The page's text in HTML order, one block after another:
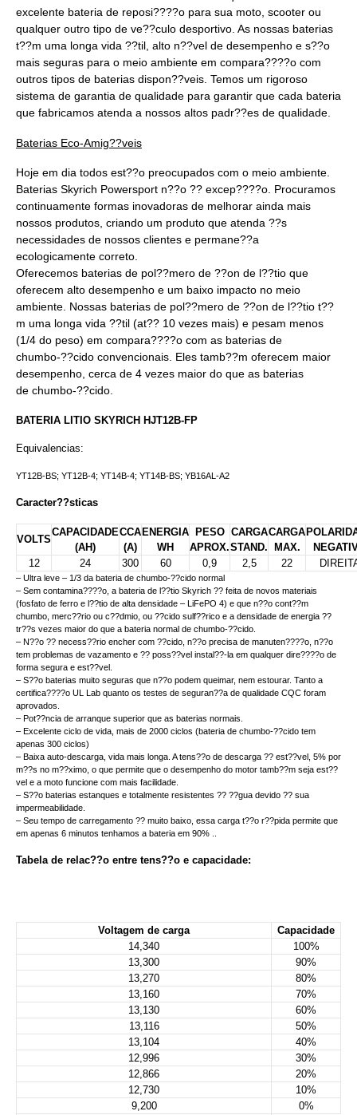
excelente bateria de reposi????o para sua moto, scooter ou
qualquer outro tipo de ve??culo desportivo. As nossas baterias
t??m uma longa vida ??til, alto n??vel de desempenho e s??o
mais seguras para o meio ambiente em compara????o com
outros tipos de baterias dispon??veis. Temos um rigoroso
sistema de garantia de qualidade para garantir que cada bateria
que fabricamos atenda a nossos altos padr??es de qualidade.
Baterias Eco-Amig??veis
Hoje em dia todos est??o preocupados com o meio ambiente.
Baterias Skyrich Powersport n??o ?? excep????o. Procuramos
continuamente formas inovadoras de melhorar ainda mais
nossos produtos, criando um produto que atenda ??s
necessidades de nossos clientes e permane??a
ecologicamente correto.
Oferecemos baterias de pol??mero de ??on de l??tio que
oferecem alto desempenho e um baixo impacto no meio
ambiente. Nossas baterias de pol??mero de ??on de l??tio t??
m uma longa vida ??til (at?? 10 vezes mais) e pesam menos
(1/4 do peso) em compara????o com as baterias de
chumbo-??cido convencionais. Eles tamb??m oferecem maior
desempenho, cerca de 4 vezes maior do que as baterias
de chumbo-??cido.
BATERIA LITIO SKYRICH HJT12B-FP
Equivalencias:
YT12B-BS; YT12B-4; YT14B-4; YT14B-BS; YB16AL-A2
Caracter??sticas
VOLTS
CAPACIDADE
(AH)
CCA
(A)
ENERGIA
WH
PESO
APROX.
CARGA
STAND.
CARGA
MAX.
12
24 300 60 0,9 2,5 22
– Ultra leve – 1/3 da bateria de chumbo-??cido normal
– Sem contamina????o, a bateria de l??tio Skyrich ?? feita de novos materiais
(fosfato de ferro e l??tio de alta densidade – LiFePO 4) e que n??o cont??m
chumbo, merc??rio ou c??dmio, ou ??cido sulf??rico e a densidade de energia ??
tr??s vezes maior do que a bateria normal de chumbo-??cido.
– N??o ?? necess??rio encher com ??cido, n??o precisa de manuten????o, n??o
tem problemas de vazamento e ?? poss??vel instal??-la em qualquer dire????o de
forma segura e est??vel.
– S??o baterias muito seguras que n??o podem queimar, nem estourar. Tanto a
certifica????o UL Lab quanto os testes de seguran??a de qualidade CQC foram
aprovados.
– Pot??ncia de arranque superior que as baterias normais.
– Excelente ciclo de vida, mais de 2000 ciclos (bateria de chumbo-??cido tem
apenas 300 ciclos)
– Baixa auto-descarga, vida mais longa. A tens??o de descarga ?? est??vel, 5% por
m??s no m??ximo, o que permite que o desempenho do motor tamb??m seja est??
vel e a moto funcione com mais facilidade.
– S??o baterias estanques e totalmente resistentes ?? ??gua devido ?? sua
impermeabilidade.
– Seu tempo de carregamento ?? muito baixo, essa carga t??o r??pida permite que
em apenas 6 minutos tenhamos a bateria em 90% ..
Tabela de relac??o entre tens??o e capacidade:
Voltagem de carga
Capacidade
14,340
100%
13,300
90%
13,270
80%
13,160
70%
13,130
60%
13,116
50%
13,104
40%
12,996
30%
12,866
20%
12,730
10%
9,200
0%